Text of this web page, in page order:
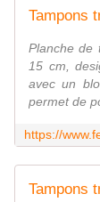
Tampons
Planche de
15 cm,
avec un
permet de
Tampons